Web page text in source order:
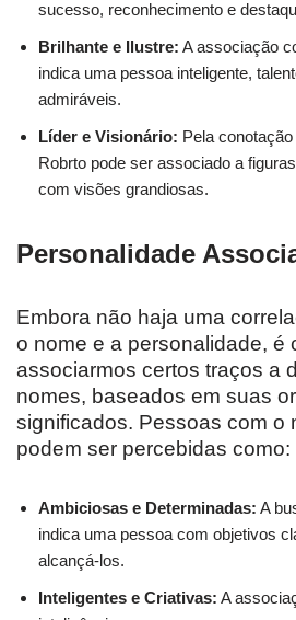
sucesso, reconhecimento e
Brilhante e Ilustre: A associação
indica uma pessoa inteligente,
admiráveis.
Líder e Visionário: Pela
Robrto pode ser associado a
com visões grandiosas.
Personalidade
Embora não haja uma
o nome e a personalidade, é
associarmos certos traços a
nomes, baseados em suas
significados. Pessoas com o
podem ser percebidas como:
Ambiciosas e Determinadas: A
indica uma pessoa com objetivos
alcançá-los.
Inteligentes e Criativas: A